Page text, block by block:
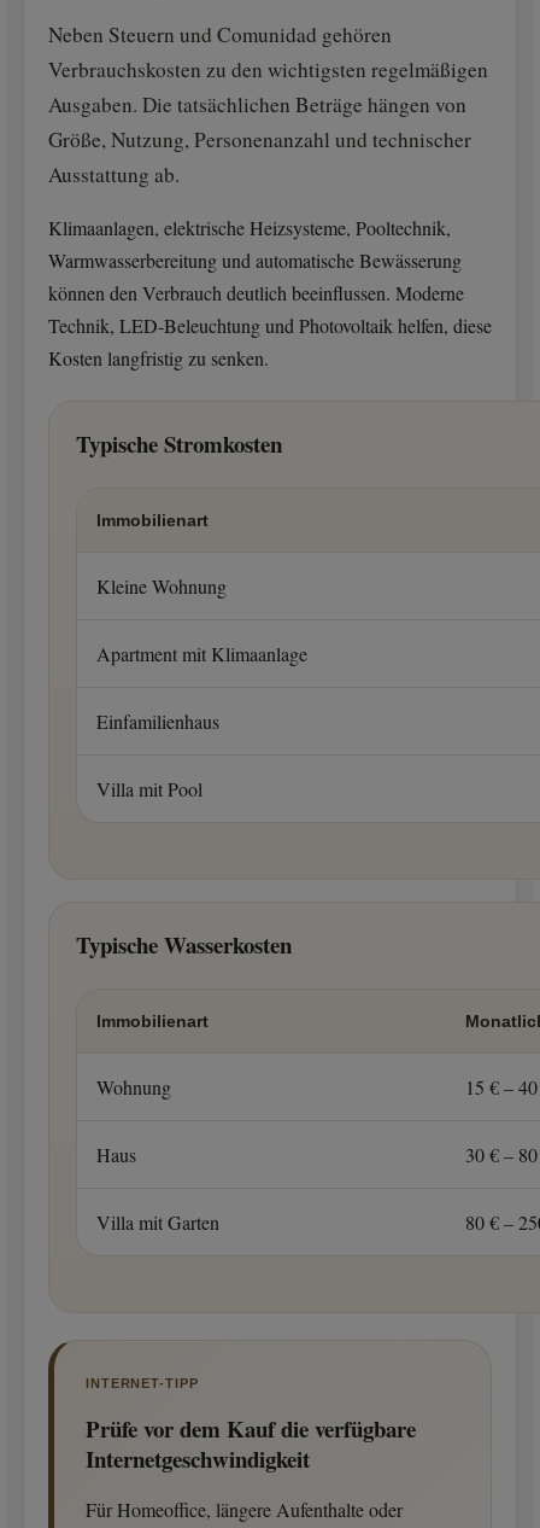
Neben Steuern und Comunidad gehören
Verbrauchskosten zu den wichtigsten regelmäßigen
Ausgaben. Die tatsächlichen Beträge hängen von
Größe, Nutzung, Personenanzahl und technischer
Ausstattung ab.
Klimaanlagen, elektrische Heizsysteme, Pooltechnik,
Warmwasserbereitung und automatische Bewässerung
können den Verbrauch deutlich beeinflussen. Moderne
Technik, LED-Beleuchtung und Photovoltaik helfen, diese
Kosten langfristig zu senken.
Typische Stromkosten
Immobilienart
Kleine Wohnung
Apartment mit Klimaanlage
Einfamilienhaus
Villa mit Pool
Typische Wasserkosten
Immobilienart
Wohnung 15 € –
Haus 30 € –
Villa mit Garten 80 € –
INTERNET-TIPP
Prüfe vor dem Kauf die verfügbare
Internetgeschwindigkeit
Für Homeoffice, längere Aufenthalte oder